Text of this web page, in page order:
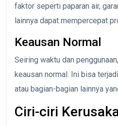
faktor seperti paparan air,
lainnya dapat mempercepat
Keausan Normal
Seiring waktu dan
keausan normal. Ini bisa
atau bagian-bagian lainnya
Ciri-ciri